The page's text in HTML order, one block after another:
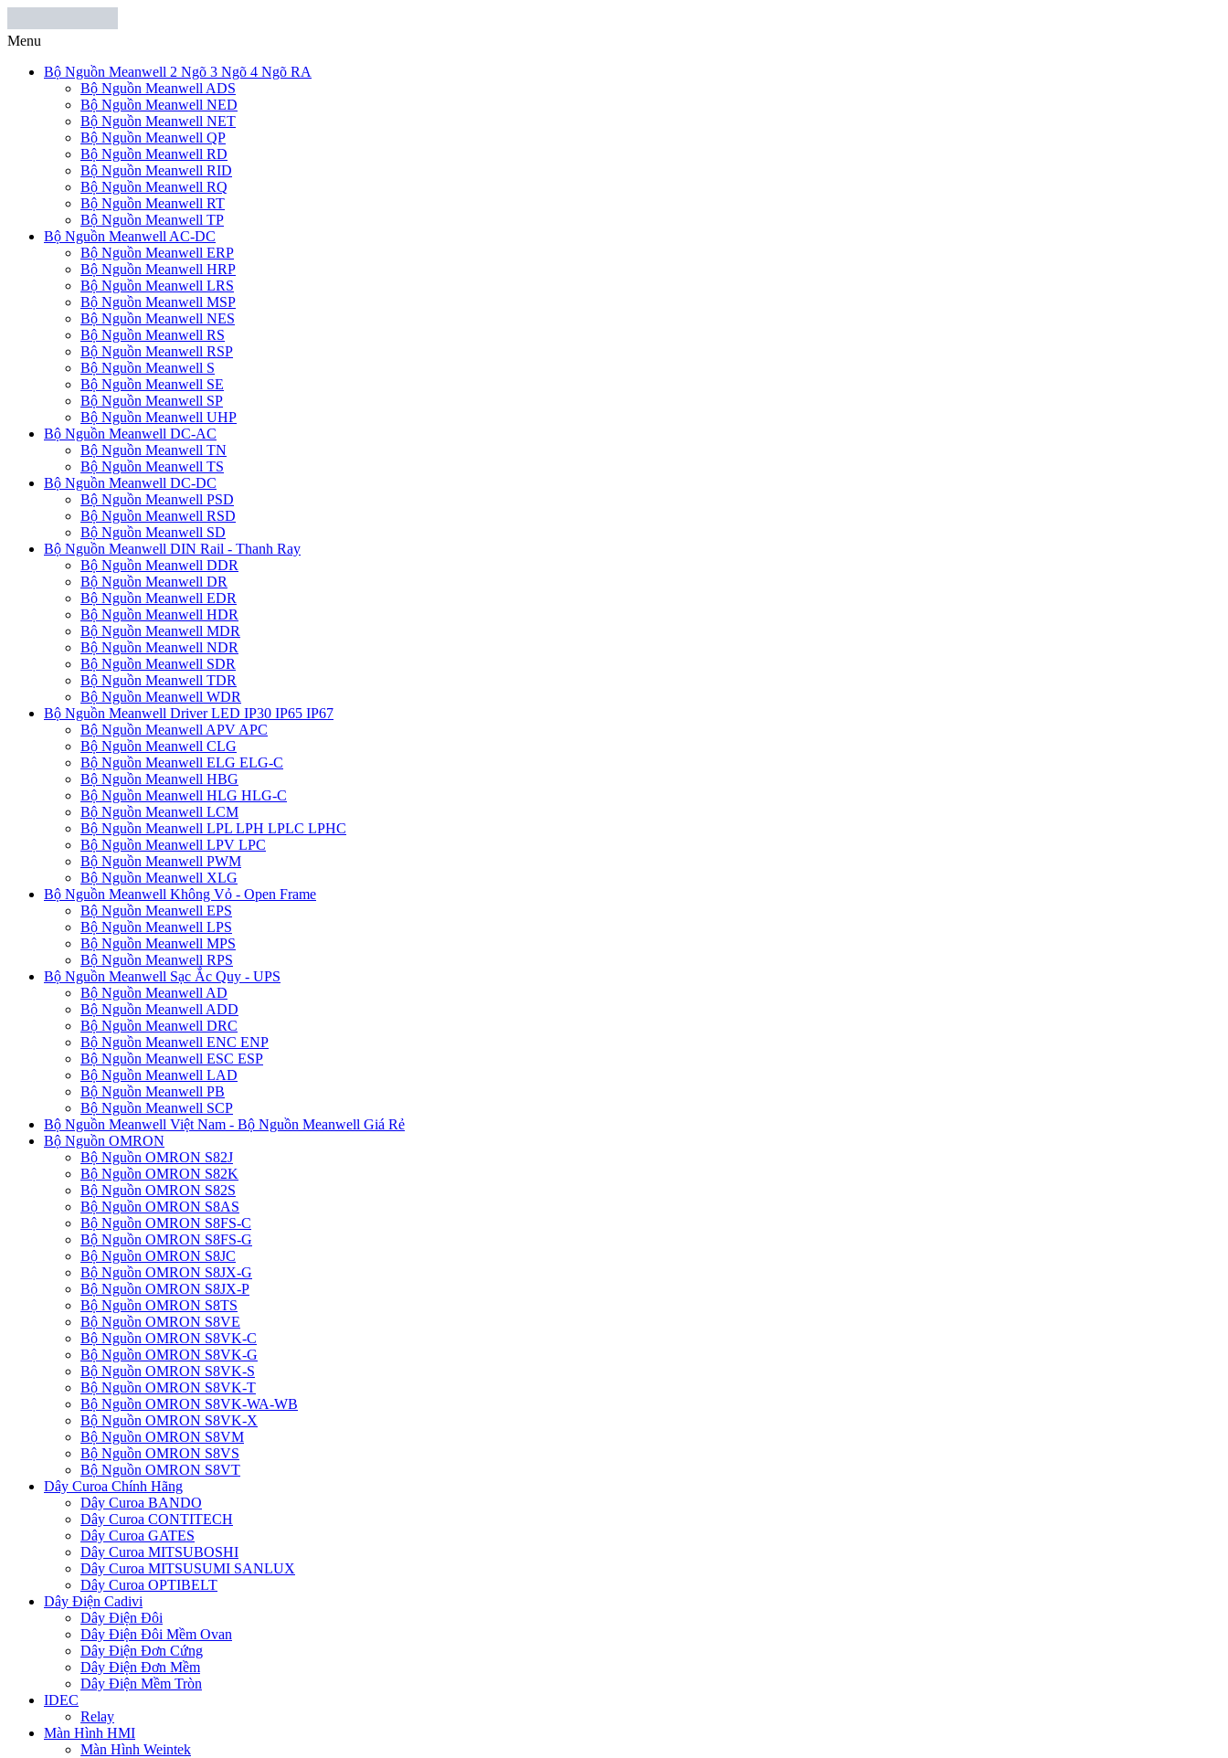
Menu
Bộ Nguồn Meanwell 2 Ngõ 3 Ngõ 4 Ngõ RA
Bộ Nguồn Meanwell ADS
Bộ Nguồn Meanwell NED
Bộ Nguồn Meanwell NET
Bộ Nguồn Meanwell QP
Bộ Nguồn Meanwell RD
Bộ Nguồn Meanwell RID
Bộ Nguồn Meanwell RQ
Bộ Nguồn Meanwell RT
Bộ Nguồn Meanwell TP
Bộ Nguồn Meanwell AC-DC
Bộ Nguồn Meanwell ERP
Bộ Nguồn Meanwell HRP
Bộ Nguồn Meanwell LRS
Bộ Nguồn Meanwell MSP
Bộ Nguồn Meanwell NES
Bộ Nguồn Meanwell RS
Bộ Nguồn Meanwell RSP
Bộ Nguồn Meanwell S
Bộ Nguồn Meanwell SE
Bộ Nguồn Meanwell SP
Bộ Nguồn Meanwell UHP
Bộ Nguồn Meanwell DC-AC
Bộ Nguồn Meanwell TN
Bộ Nguồn Meanwell TS
Bộ Nguồn Meanwell DC-DC
Bộ Nguồn Meanwell PSD
Bộ Nguồn Meanwell RSD
Bộ Nguồn Meanwell SD
Bộ Nguồn Meanwell DIN Rail - Thanh Ray
Bộ Nguồn Meanwell DDR
Bộ Nguồn Meanwell DR
Bộ Nguồn Meanwell EDR
Bộ Nguồn Meanwell HDR
Bộ Nguồn Meanwell MDR
Bộ Nguồn Meanwell NDR
Bộ Nguồn Meanwell SDR
Bộ Nguồn Meanwell TDR
Bộ Nguồn Meanwell WDR
Bộ Nguồn Meanwell Driver LED IP30 IP65 IP67
Bộ Nguồn Meanwell APV APC
Bộ Nguồn Meanwell CLG
Bộ Nguồn Meanwell ELG ELG-C
Bộ Nguồn Meanwell HBG
Bộ Nguồn Meanwell HLG HLG-C
Bộ Nguồn Meanwell LCM
Bộ Nguồn Meanwell LPL LPH LPLC LPHC
Bộ Nguồn Meanwell LPV LPC
Bộ Nguồn Meanwell PWM
Bộ Nguồn Meanwell XLG
Bộ Nguồn Meanwell Không Vỏ - Open Frame
Bộ Nguồn Meanwell EPS
Bộ Nguồn Meanwell LPS
Bộ Nguồn Meanwell MPS
Bộ Nguồn Meanwell RPS
Bộ Nguồn Meanwell Sạc Ắc Quy - UPS
Bộ Nguồn Meanwell AD
Bộ Nguồn Meanwell ADD
Bộ Nguồn Meanwell DRC
Bộ Nguồn Meanwell ENC ENP
Bộ Nguồn Meanwell ESC ESP
Bộ Nguồn Meanwell LAD
Bộ Nguồn Meanwell PB
Bộ Nguồn Meanwell SCP
Bộ Nguồn Meanwell Việt Nam - Bộ Nguồn Meanwell Giá Rẻ
Bộ Nguồn OMRON
Bộ Nguồn OMRON S82J
Bộ Nguồn OMRON S82K
Bộ Nguồn OMRON S82S
Bộ Nguồn OMRON S8AS
Bộ Nguồn OMRON S8FS-C
Bộ Nguồn OMRON S8FS-G
Bộ Nguồn OMRON S8JC
Bộ Nguồn OMRON S8JX-G
Bộ Nguồn OMRON S8JX-P
Bộ Nguồn OMRON S8TS
Bộ Nguồn OMRON S8VE
Bộ Nguồn OMRON S8VK-C
Bộ Nguồn OMRON S8VK-G
Bộ Nguồn OMRON S8VK-S
Bộ Nguồn OMRON S8VK-T
Bộ Nguồn OMRON S8VK-WA-WB
Bộ Nguồn OMRON S8VK-X
Bộ Nguồn OMRON S8VM
Bộ Nguồn OMRON S8VS
Bộ Nguồn OMRON S8VT
Dây Curoa Chính Hãng
Dây Curoa BANDO
Dây Curoa CONTITECH
Dây Curoa GATES
Dây Curoa MITSUBOSHI
Dây Curoa MITSUSUMI SANLUX
Dây Curoa OPTIBELT
Dây Điện Cadivi
Dây Điện Đôi
Dây Điện Đôi Mềm Ovan
Dây Điện Đơn Cứng
Dây Điện Đơn Mềm
Dây Điện Mềm Tròn
IDEC
Relay
Màn Hình HMI
Màn Hình Weintek